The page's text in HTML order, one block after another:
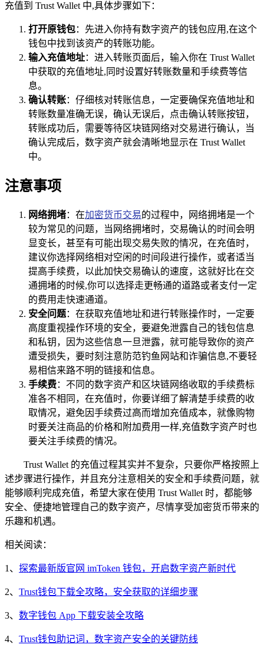
充值到 Trust Wallet 中,具体步骤如下：
打开原钱包：先进入你持有数字资产的钱包应用,在这个
钱包中找到该资产的转账功能。
输入充值地址：进入转账页面后，输入你在 Trust Wallet
中获取的充值地址,同时设置好转账数量和手续费等信
息。
确认转账：仔细核对转账信息，一定要确保充值地址和
转账数量准确无误，确认无误后，点击确认转账按钮，
转账成功后，需要等待区块链网络对交易进行确认，当
确认完成后，数字资产就会清晰地显示在 Trust Wallet
中。
注意事项
网络拥堵：在加密货币交易的过程中，网络拥堵是一个
较为常见的问题，当网络拥堵时，交易确认的时间会明
显变长，甚至有可能出现交易失败的情况，在充值时，
建议你选择网络相对空闲的时间段进行操作，或者适当
提高手续费，以此加快交易确认的速度，这就好比在交
通拥堵的时候,你可以选择走更畅通的道路或者支付一定
的费用走快速通道。
安全问题：在获取充值地址和进行转账操作时，一定要
高度重视操作环境的安全，要避免泄露自己的钱包信息
和私钥，因为这些信息一旦泄露，就可能导致你的资产
遭受损失，要时刻注意防范钓鱼网站和诈骗信息,不要轻
易相信来路不明的链接和信息。
手续费：不同的数字资产和区块链网络收取的手续费标
准各不相同，在充值时，你要详细了解清楚手续费的收
取情况，避免因手续费过高而增加充值成本，就像购物
时要关注商品的价格和附加费用一样,充值数字资产时也
要关注手续费的情况。
Trust Wallet 的充值过程其实并不复杂，只要你严格按照上
述步骤进行操作，并且充分注意相关的安全和手续费问题，就
能够顺利完成充值，希望大家在使用 Trust Wallet 时，都能够
安全、便捷地管理自己的数字资产，尽情享受加密货币带来的
乐趣和机遇。
相关阅读：
1、 探索最新版官网 imToken 钱包，开启数字资产新时代
2、 Trust钱包下载全攻略，安全获取的详细步骤
3、 数字钱包 App 下载安装全攻略
4、 Trust钱包助记词，数字资产安全的关键防线